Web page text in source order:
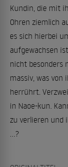
Kundin, die mit
Ohren ziemlich
es sich hierbei
aufgewachsen
nicht besonders
massiv, was von
herrührt.
in Naoe-kun.
zu verlieren und
…?